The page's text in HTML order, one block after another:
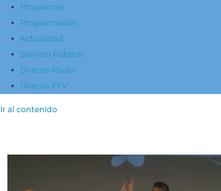
Programas
Programación
Actualidad
Servicio Público
Directo Radio
Directo FTV
Ir al contenido